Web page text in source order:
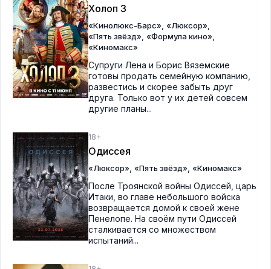
Холоп 3
«Кинолюкс-Барс» «Люксор»
«Пять звёзд» «Формула кино»
«Киномакс»
Супруги Лена и Борис Вяземские
готовы продать семейную компанию,
развестись и скорее забыть друг
друга. Только вот у их детей совсем
другие планы...
18+
Одиссея
«Люксор» «Пять звёзд» «Киномакс»
После Троянской войны Одиссей, царь
Итаки, во главе небольшого войска
возвращается домой к своей жене
Пенелопе. На своём пути Одиссей
сталкивается со множеством
испытаний...